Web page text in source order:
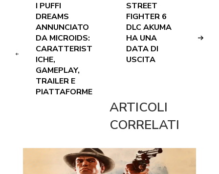
I PUFFI
DREAMS
ANNUNCIATO
DA MICROIDS:
CARATTERIST
ICHE,
GAMEPLAY,
TRAILER E
PIATTAFORME
STREET
FIGHTER 6
DLC AKUMA
HA UNA
DATA DI
USCITA
ARTICOLI
CORRELATI